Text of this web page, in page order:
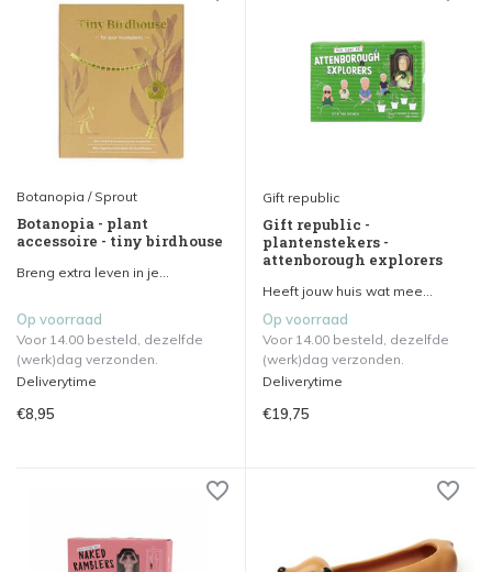
Botanopia / Sprout
Botanopia - plant
accessoire - tiny birdhouse
Breng extra leven in je...
Op voorraad
Voor 14.00 besteld, dezelfde
(werk)dag verzonden.
Deliverytime
€8,95
Gift republic
Gift republic -
plantenstekers -
attenborough explorers
Heeft jouw huis wat mee...
Op voorraad
Voor 14.00 besteld, dezelfde
(werk)dag verzonden.
Deliverytime
€19,75